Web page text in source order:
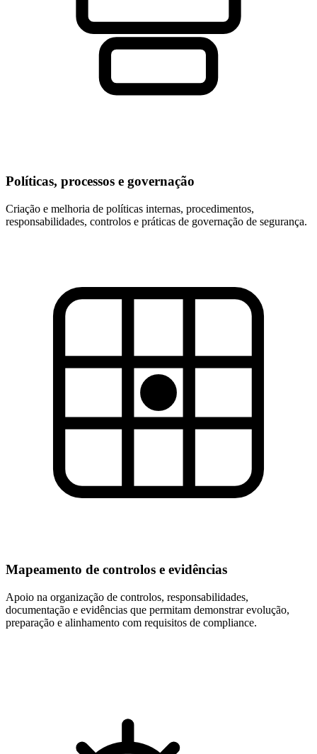
Políticas, processos e governação
Criação e melhoria de políticas internas, procedimentos,
responsabilidades, controlos e práticas de governação de segurança.
Mapeamento de controlos e evidências
Apoio na organização de controlos, responsabilidades,
documentação e evidências que permitam demonstrar evolução,
preparação e alinhamento com requisitos de compliance.